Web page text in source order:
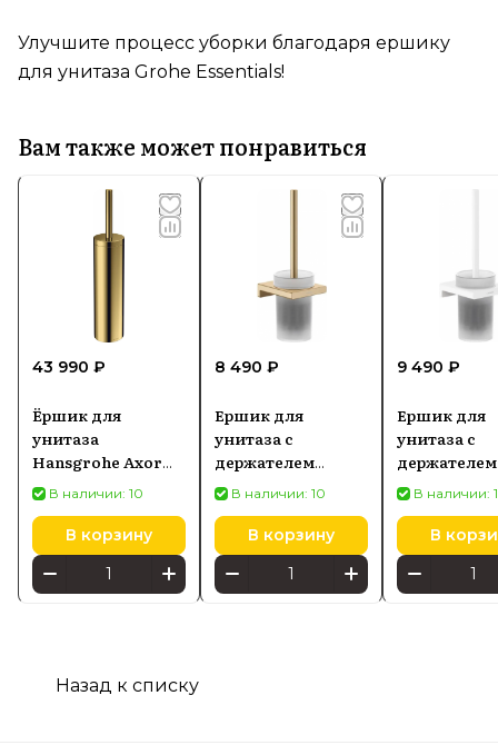
Улучшите процесс уборки благодаря ершику
для унитаза Grohe Essentials!
Вам также может понравиться
43 990 ₽
Ёршик для
унитаза
Hansgrohe Axor
Universal Circular
золото
полированное
42855990
В наличии: 10
В корзину
8 490 ₽
Ершик для
унитаза с
держателем
Hansgrohe
AddStoris, бронза
матовая 41752140
В наличии: 10
В корзину
9 490 ₽
Ершик для
унитаза с
держателем
Hansgrohe
AddStoris,
матовый
В наличии:
В
Назад к списку